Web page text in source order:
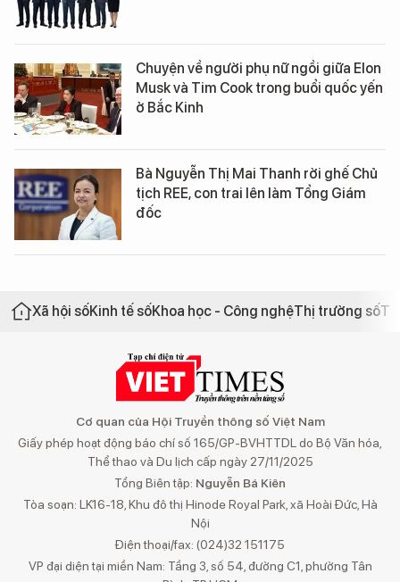
Chuyện về người phụ nữ ngồi giữa Elon
Musk và Tim Cook trong buổi quốc yến
ở Bắc Kinh
Bà Nguyễn Thị Mai Thanh rời ghế Chủ
tịch REE, con trai lên làm Tổng Giám
đốc
Xã hội sốKinh tế sốKhoa học - Công nghệThị trường số
Cơ quan của Hội Truyền thông số Việt Nam
Giấy phép hoạt động báo chí số 165/GP-BVHTTDL do Bộ Văn hóa,
Thể thao và Du lịch cấp ngày 27/11/2025
Tổng Biên tập: Nguyễn Bá Kiên
Tòa soạn: LK16-18, Khu đô thị Hinode Royal Park, xã Hoài Đức, Hà
Nội
Điện thoại/fax: (024)32 151175
VP đại diện tại miền Nam: Tầng 3, số 54, đường C1, phường Tân